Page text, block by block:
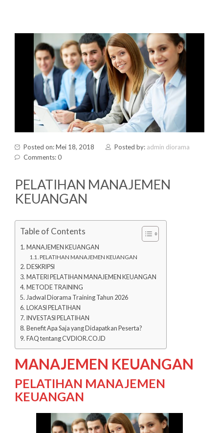
Posted on: Mei 18, 2018 Posted by: admin diorama
Comments: 0
PELATIHAN MANAJEMEN
KEUANGAN
Table of Contents
MANAJEMEN KEUANGAN
PELATIHAN MANAJEMEN KEUANGAN
DESKRIPSI
MATERI PELATIHAN MANAJEMEN KEUANGAN
METODE TRAINING
Jadwal Diorama Training Tahun 2026
LOKASI PELATIHAN
INVESTASI PELATIHAN
Benefit Apa Saja yang Didapatkan Peserta?
FAQ tentang CVDIOR.CO.ID
MANAJEMEN KEUANGAN
PELATIHAN MANAJEMEN
KEUANGAN